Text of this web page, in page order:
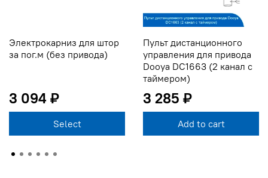
Электрокарниз для штор
за пог.м (без привода)
3 094 ₽
Select
Пульт дистанционного
управления для привода
Dooya DC1663 (2 канал с
таймером)
3 285 ₽
Add to cart